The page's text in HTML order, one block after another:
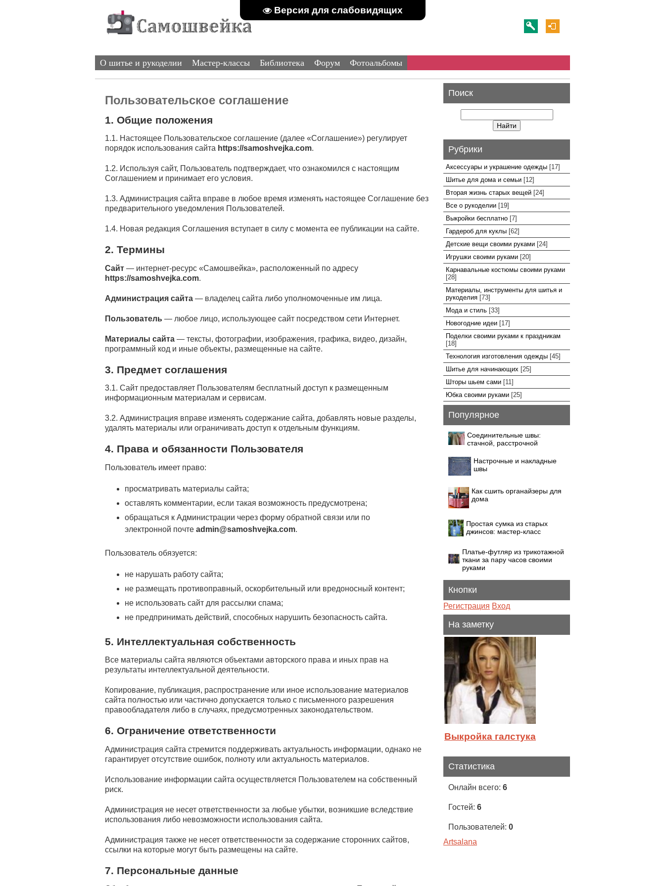
Версия для слабовидящих
О шитье и рукоделии Мастер-классы Библиотека Форум Фотоальбомы
Пользовательское соглашение
1. Общие положения
1.1. Настоящее Пользовательское соглашение (далее «Соглашение») регулирует
порядок использования сайта https://samoshvejka.com.
1.2. Используя сайт, Пользователь подтверждает, что ознакомился с настоящим
Соглашением и принимает его условия.
1.3. Администрация сайта вправе в любое время изменять настоящее Соглашение без
предварительного уведомления Пользователей.
1.4. Новая редакция Соглашения вступает в силу с момента ее публикации на сайте.
2. Термины
Сайт — интернет-ресурс «Самошвейка», расположенный по адресу
https://samoshvejka.com.
Администрация сайта — владелец сайта либо уполномоченные им лица.
Пользователь — любое лицо, использующее сайт посредством сети Интернет.
Материалы сайта — тексты, фотографии, изображения, графика, видео, дизайн,
программный код и иные объекты, размещенные на сайте.
3. Предмет соглашения
3.1. Сайт предоставляет Пользователям бесплатный доступ к размещенным
информационным материалам и сервисам.
3.2. Администрация вправе изменять содержание сайта, добавлять новые разделы,
удалять материалы или ограничивать доступ к отдельным функциям.
4. Права и обязанности Пользователя
Пользователь имеет право:
просматривать материалы сайта;
оставлять комментарии, если такая возможность предусмотрена;
обращаться к Администрации через форму обратной связи или по
электронной почте admin@samoshvejka.com.
Пользователь обязуется:
не нарушать работу сайта;
не размещать противоправный, оскорбительный или вредоносный контент;
не использовать сайт для рассылки спама;
не предпринимать действий, способных нарушить безопасность сайта.
5. Интеллектуальная собственность
Все материалы сайта являются объектами авторского права и иных прав на
результаты интеллектуальной деятельности.
Копирование, публикация, распространение или иное использование материалов
сайта полностью или частично допускается только с письменного разрешения
правообладателя либо в случаях, предусмотренных законодательством.
6. Ограничение ответственности
Администрация сайта стремится поддерживать актуальность информации, однако не
гарантирует отсутствие ошибок, полноту или актуальность материалов.
Использование информации сайта осуществляется Пользователем на собственный
риск.
Администрация не несет ответственности за любые убытки, возникшие вследствие
использования либо невозможности использования сайта.
Администрация также не несет ответственности за содержание сторонних сайтов,
ссылки на которые могут быть размещены на сайте.
7. Персональные данные
Поиск
Рубрики
Аксессуары и украшение одежды [17]
Шитье для дома и семьи [12]
Вторая жизнь старых вещей [24]
Все о рукоделии [19]
Выкройки бесплатно [7]
Гардероб для куклы [62]
Детские вещи своими руками [24]
Игрушки своими руками [20]
Карнавальные костюмы своими руками
[28]
Материалы, инструменты для шитья и
рукоделия [73]
Мода и стиль [33]
Новогодние идеи [17]
Поделки своими руками к праздникам
[18]
Технология изготовления одежды [45]
Шитье для начинающих [25]
Шторы шьем сами [11]
Юбка своими руками [25]
Популярное
Соединительные швы:
стачной, расстрочной
Настрочные и накладные
швы
Как сшить органайзеры для
дома
Простая сумка из старых
джинсов: мастер-класс
Платье-футляр из трикотажной
ткани за пару часов своими
руками
Кнопки
Регистрация Вход
На заметку
Выкройка галстука
Статистика
Онлайн всего: 6
Гостей: 6
Пользователей: 0
Artsalana